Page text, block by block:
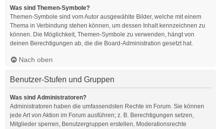
Was sind Themen-Symbole?
Themen-Symbole sind vom Autor ausgewählte Bilder, welche mit einem
Thema in Verbindung stehen können, um dessen Inhalt kennzeichnen zu
können. Die Möglichkeit, Themen-Symbole zu verwenden, hängt von
deinen Berechtigungen ab, die die Board-Administration gesetzt hat.
Nach oben
Benutzer-Stufen und Gruppen
Was sind Administratoren?
Administratoren haben die umfassendsten Rechte im Forum. Sie können
jede Art von Aktion im Forum ausführen; z. B. Berechtigungen setzen,
Mitglieder sperren, Benutzergruppen erstellen, Moderationsrechte